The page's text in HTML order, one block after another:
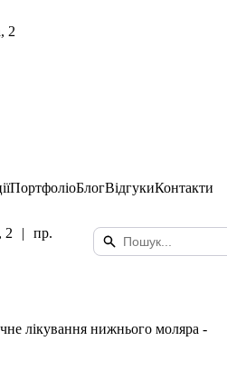
2
ПортфоліоБлогВідгукиКонтакти
2 |
пр.
лікування нижнього моляра -